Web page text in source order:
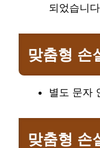
되었습니
맞춤형 손
별도 문자
맞춤형 손